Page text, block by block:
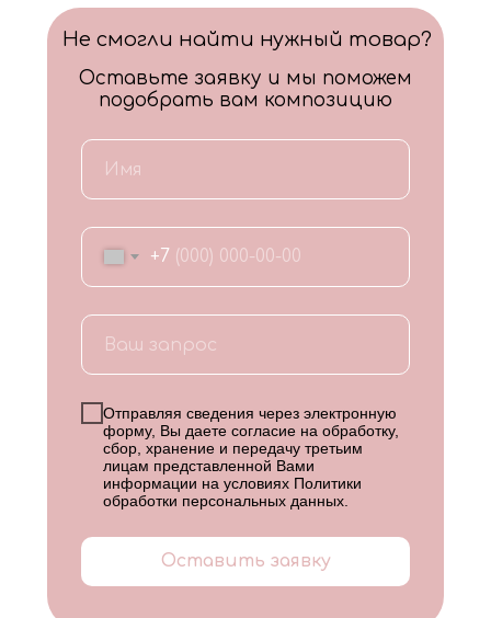
+7
Отправляя сведения через электронную
форму, Вы даете согласие на обработку,
сбор, хранение и передачу третьим
лицам представленной Вами
информации на условиях Политики
обработки персональных данных
Оставить заявку
Не смогли найти нужный товар?
Оставьте заявку и мы поможем
подобрать вам композицию